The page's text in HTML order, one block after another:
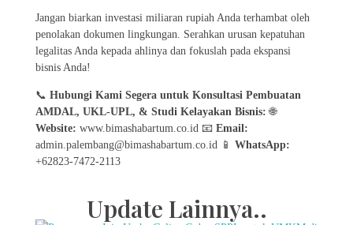
Jangan biarkan investasi miliaran rupiah Anda terhambat oleh
penolakan dokumen lingkungan. Serahkan urusan kepatuhan
legalitas Anda kepada ahlinya dan fokuslah pada ekspansi
bisnis Anda!
📞 Hubungi Kami Segera untuk Konsultasi Pembuatan
AMDAL, UKL-UPL, & Studi Kelayakan Bisnis: 🌐
Website: www.bimashabartum.co.id 📧 Email:
admin.palembang@bimashabartum.co.id 📱 WhatsApp:
+62823-7472-2113
Update Lainnya..